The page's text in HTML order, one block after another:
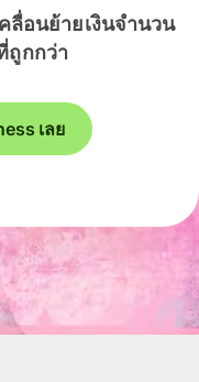
ลื่อนย้ายเงินจำนวน
ถูกกว่า
เลย